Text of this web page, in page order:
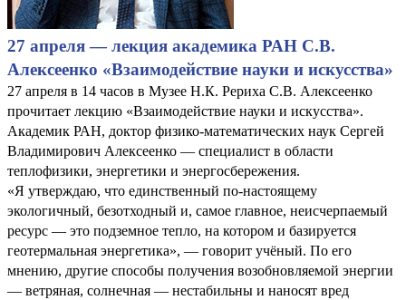
27 апреля — лекция академика РАН С.В.
Алексеенко «Взаимодействие науки и искусства»
27 апреля в 14 часов в Музее Н.К. Рериха С.В. Алексеенко
прочитает лекцию «Взаимодействие науки и искусства».
Академик РАН, доктор физико-математических наук Сергей
Владимирович Алексеенко — специалист в области
теплофизики, энергетики и энергосбережения.
«Я утверждаю, что единственный по-настоящему
экологичный, безотходный и, самое главное, неисчерпаемый
ресурс — это подземное тепло, на котором и базируется
геотермальная энергетика», — говорит учёный. По его
мнению, другие способы получения возобновляемой энергии
— ветряная, солнечная — нестабильны и наносят вред